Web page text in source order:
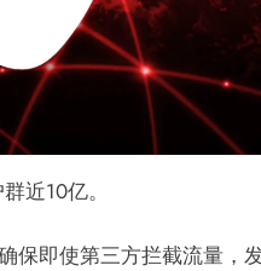
近10亿。
保即使第三方拦截流量，